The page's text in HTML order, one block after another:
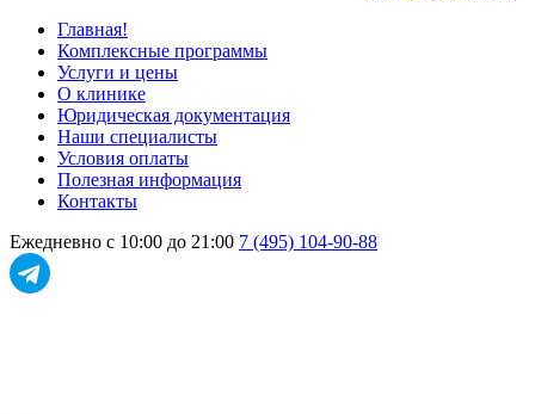
Главная!
Комплексные программы
Услуги и цены
О клинике
Юридическая документация
Наши специалисты
Условия оплаты
Полезная информация
Контакты
Ежедневно с 10:00 до 21:00 7 (495) 104-90-88